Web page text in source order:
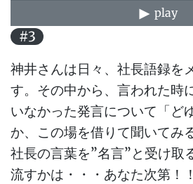
play
#3
神井さんは日々、社長語録を
す。その中から、言われた時
いなかった発言について「ど
か、この場を借りて聞いてみ
社長の言葉を”名言”と受け取
流すかは・・・あなた次第！